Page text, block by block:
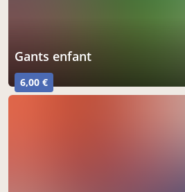
gants enfant
6,00 €